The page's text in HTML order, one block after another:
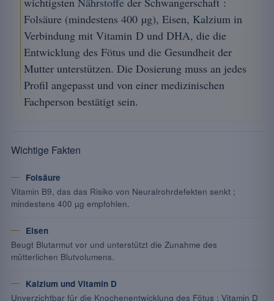
Folsäure (mindestens 400 µg), Eisen, Kalzium in
Verbindung mit Vitamin D und DHA, die die
Entwicklung des Fötus und die Gesundheit der
Mutter unterstützen. Die Dosierung muss an jedes
Profil angepasst und von einer medizinischen
Fachperson bestätigt sein.
Wichtige Fakten
Folsäure
Vitamin B9, das das Risiko von Neuralrohrdefekten senkt ;
mindestens 400 µg empfohlen.
Eisen
Beugt Blutarmut vor und unterstützt die Zunahme des
mütterlichen Blutvolumens.
Kalzium und Vitamin D
Unverzichtbar für die Knochenentwicklung des Fötus ; Vitamin D